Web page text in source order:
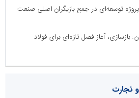
شرکت ملی مس با ۱۰ پروژه توسعه‌ای در جمع بازیگران اصلی صنعت
بازسازی، آغاز فصل تازه‌ای برای فولاد
تجارت